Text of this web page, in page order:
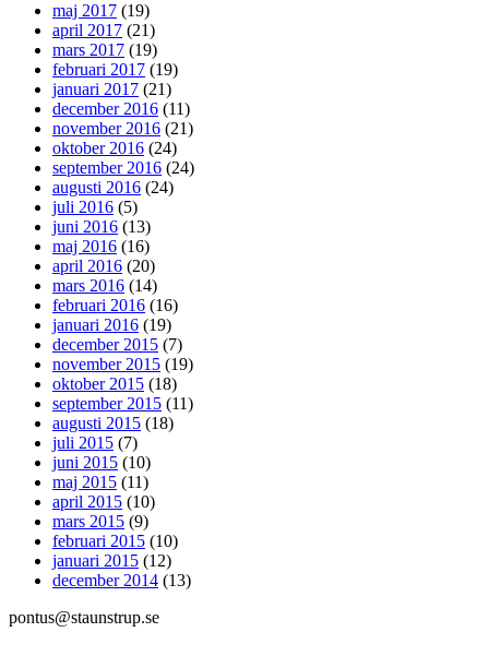
maj 2017 (19)
april 2017 (21)
mars 2017 (19)
februari 2017 (19)
januari 2017 (21)
december 2016 (11)
november 2016 (21)
oktober 2016 (24)
september 2016 (24)
augusti 2016 (24)
juli 2016 (5)
juni 2016 (13)
maj 2016 (16)
april 2016 (20)
mars 2016 (14)
februari 2016 (16)
januari 2016 (19)
december 2015 (7)
november 2015 (19)
oktober 2015 (18)
september 2015 (11)
augusti 2015 (18)
juli 2015 (7)
juni 2015 (10)
maj 2015 (11)
april 2015 (10)
mars 2015 (9)
februari 2015 (10)
januari 2015 (12)
december 2014 (13)
pontus@staunstrup.se